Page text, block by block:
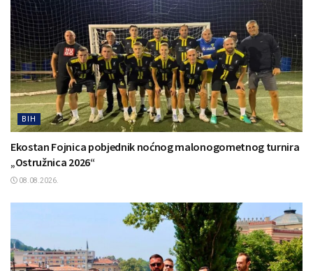
BIH
Ekostan Fojnica pobjednik noćnog malonogometnog turnira
„Ostružnica 2026“
08.08.2026.